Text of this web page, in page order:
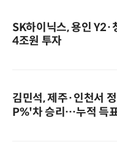
SK하이닉스, 용인
4조원 투자
김민석, 제주·인천서
P%'차 승리…누적 득